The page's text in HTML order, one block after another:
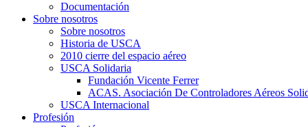
Documentación
Sobre nosotros
Sobre nosotros
Historia de USCA
2010 cierre del espacio aéreo
USCA Solidaria
Fundación Vicente Ferrer
ACAS. Asociación De Controladores Aéreos
USCA Internacional
Profesión